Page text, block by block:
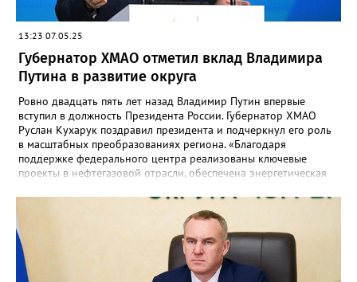
13:23 07.05.25
Губернатор ХМАО отметил вклад Владимира
Путина в развитие округа
Ровно двадцать пять лет назад Владимир Путин впервые
вступил в должность Президента России. Губернатор ХМАО
Руслан Кухарук поздравил президента и подчеркнул его роль
в масштабных преобразованиях региона. «Благодаря
поддержке федерального центра реализованы ключевые
проекты в нефтегазовой отрасли, обеспечена энергетическая
инфраструктура: построены тысячи километров дорог,
современные школы и больницы, созданы комфортные
условия для жизни в северных городах»,- отметил Кухарук.
Глава региона также подчеркнул, что Югра, как и прежде будет
вносить вклад в укреплении России и останется надежной
опорой для страны.